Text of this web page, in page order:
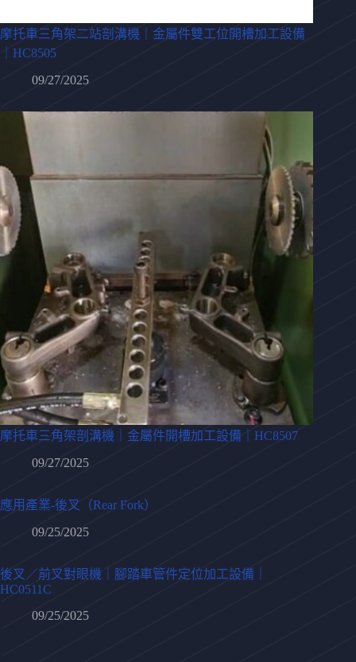
摩托車三角架二站剖溝機｜金屬件雙工位開槽加工設備
｜HC8505
09/27/2025
摩托車三角架剖溝機｜金屬件開槽加工設備｜HC8507
09/27/2025
應用產業-後叉（Rear Fork）
09/25/2025
後叉／前叉對眼機｜腳踏車管件定位加工設備｜
HC0511C
09/25/2025